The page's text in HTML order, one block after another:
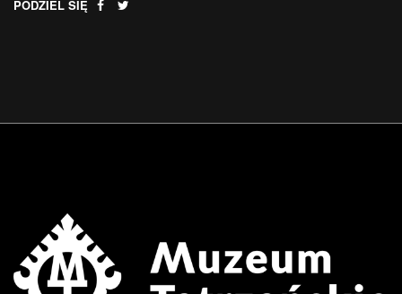
PODZIEL SIĘ